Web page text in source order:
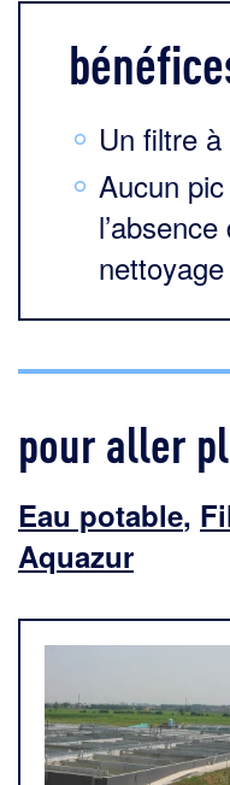
Un filtre
Aucun
pour aller
Eau potable,
Aquazur